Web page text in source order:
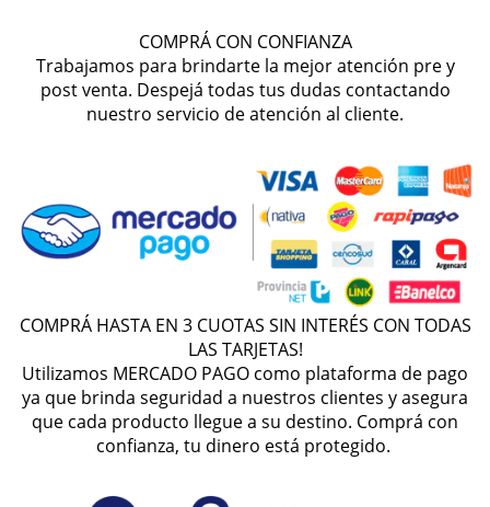
COMPRÁ CON CONFIANZA
Trabajamos para brindarte la mejor atención pre y
post venta. Despejá todas tus dudas contactando
nuestro servicio de atención al cliente.
COMPRÁ HASTA EN 3 CUOTAS SIN INTERÉS CON TODAS
LAS TARJETAS!
Utilizamos MERCADO PAGO como plataforma de pago
ya que brinda seguridad a nuestros clientes y asegura
que cada producto llegue a su destino. Comprá con
confianza, tu dinero está protegido.